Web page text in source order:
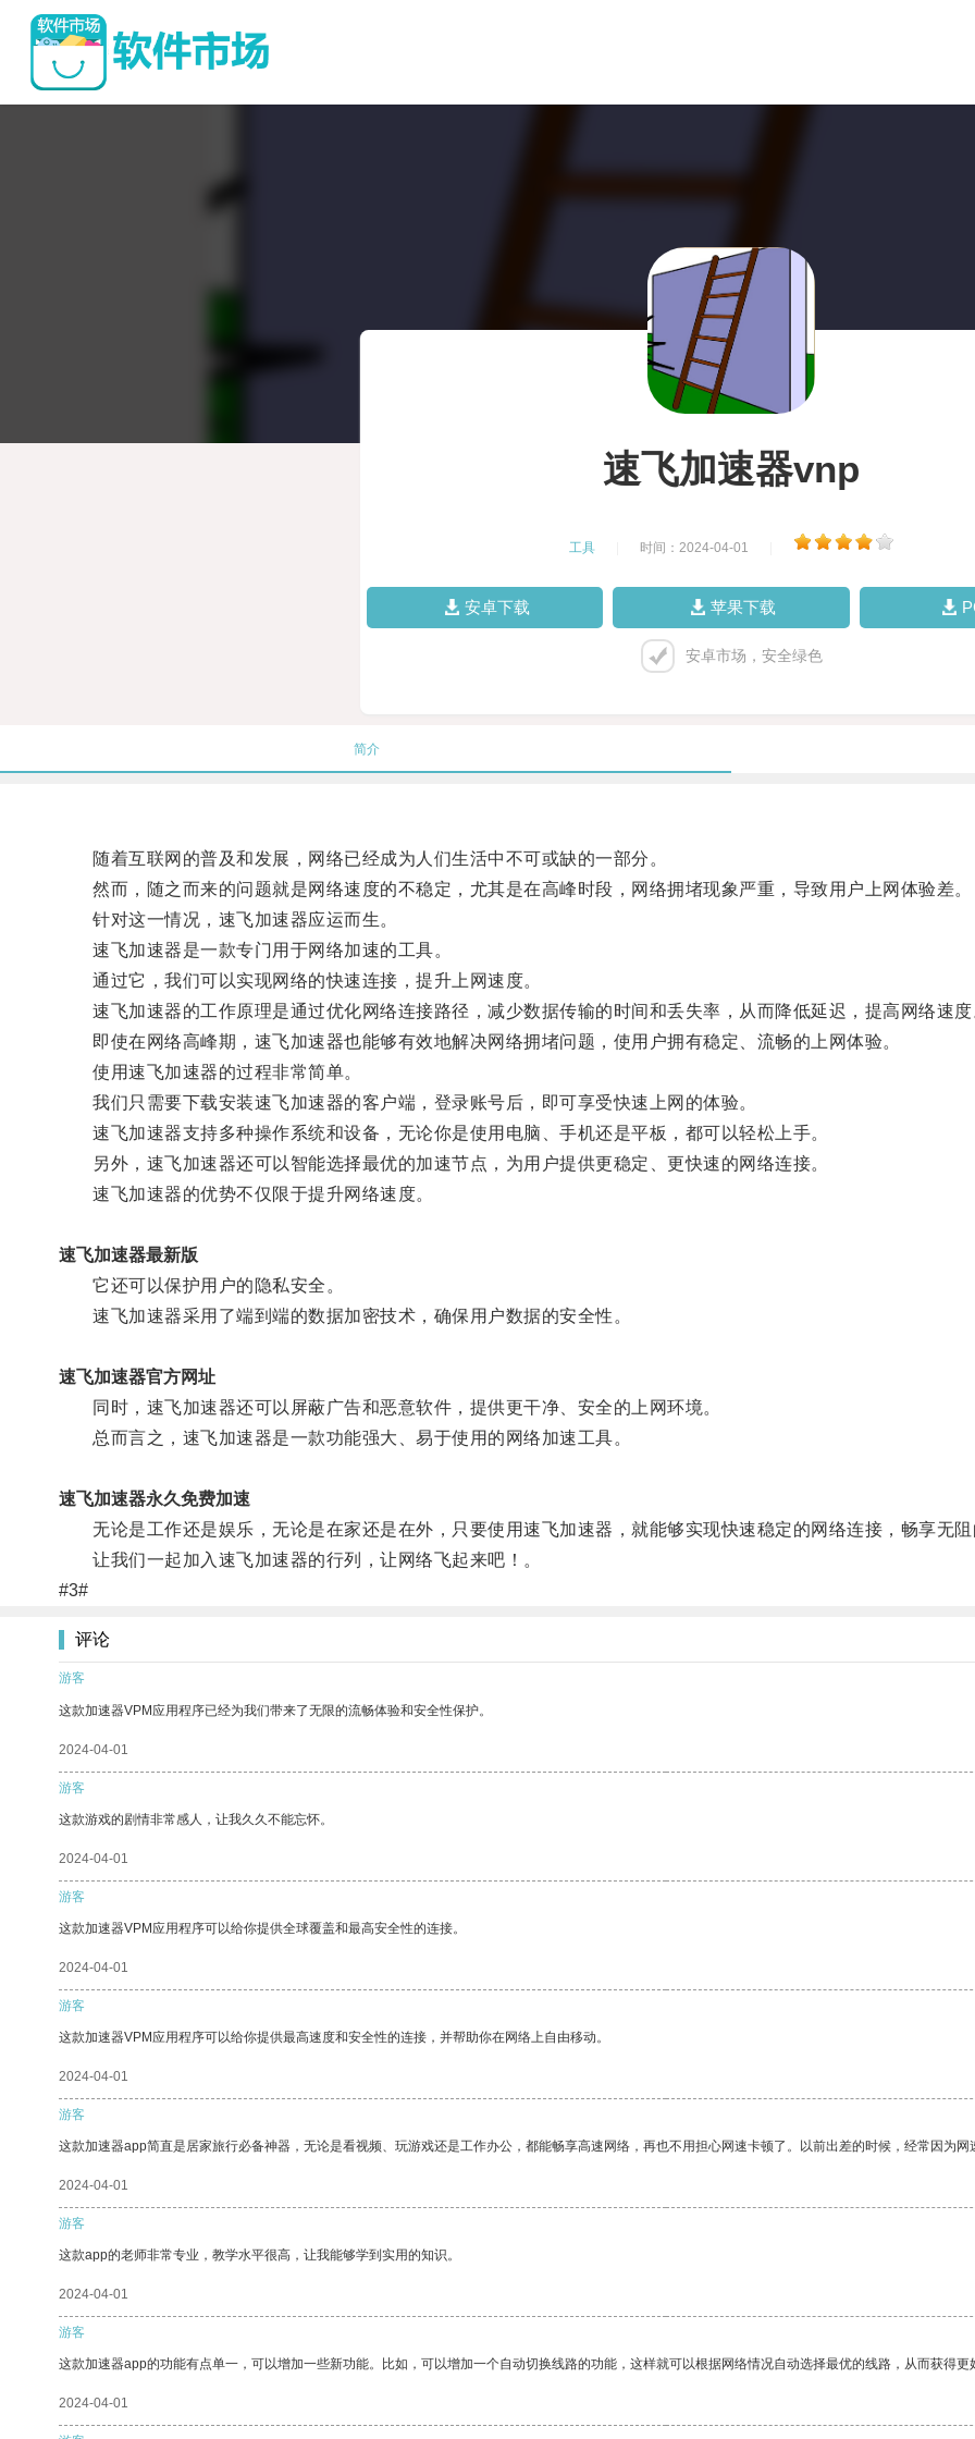
速飞加速器vnp
工具 时间：2024-04-01
安卓下载 苹果下载
安卓市场，安全绿色
简介
随着互联网的普及和发展，网络已经成为人们生活中不可或缺的一部分。
然而，随之而来的问题就是网络速度的不稳定，尤其是在高峰时段，网络拥堵现象严重，导致用户上网体验差。
针对这一情况，速飞加速器应运而生。
速飞加速器是一款专门用于网络加速的工具。
通过它，我们可以实现网络的快速连接，提升上网速度。
速飞加速器的工作原理是通过优化网络连接路径，减少数据传输的时间和丢失率，从而降低延迟，提高网络速度
即使在网络高峰期，速飞加速器也能够有效地解决网络拥堵问题，使用户拥有稳定、流畅的上网体验。
使用速飞加速器的过程非常简单。
我们只需要下载安装速飞加速器的客户端，登录账号后，即可享受快速上网的体验。
速飞加速器支持多种操作系统和设备，无论你是使用电脑、手机还是平板，都可以轻松上手。
另外，速飞加速器还可以智能选择最优的加速节点，为用户提供更稳定、更快速的网络连接。
速飞加速器的优势不仅限于提升网络速度。
速飞加速器最新版
它还可以保护用户的隐私安全。
速飞加速器采用了端到端的数据加密技术，确保用户数据的安全性。
速飞加速器官方网址
同时，速飞加速器还可以屏蔽广告和恶意软件，提供更干净、安全的上网环境。
总而言之，速飞加速器是一款功能强大、易于使用的网络加速工具。
速飞加速器永久免费加速
无论是工作还是娱乐，无论是在家还是在外，只要使用速飞加速器，就能够实现快速稳定的网络连接，畅享无阻
让我们一起加入速飞加速器的行列，让网络飞起来吧！。
#3#
评论
游客
这款加速器VPM应用程序已经为我们带来了无限的流畅体验和安全性保护。
2024-04-01
游客
这款游戏的剧情非常感人，让我久久不能忘怀。
2024-04-01
游客
这款加速器VPM应用程序可以给你提供全球覆盖和最高安全性的连接。
2024-04-01
游客
这款加速器VPM应用程序可以给你提供最高速度和安全性的连接，并帮助你在网络上自由移动。
2024-04-01
游客
这款加速器app简直是居家旅行必备神器，无论是看视频、玩游戏还是工作办公，都能畅享高速网络，再也不用担心网速卡顿了。以前出差的时候，经常因为
2024-04-01
游客
这款app的老师非常专业，教学水平很高，让我能够学到实用的知识。
2024-04-01
游客
这款加速器app的功能有点单一，可以增加一些新功能。比如，可以增加一个自动切换线路的功能，这样就可以根据网络情况自动选择最优的线路，从而获得更
2024-04-01